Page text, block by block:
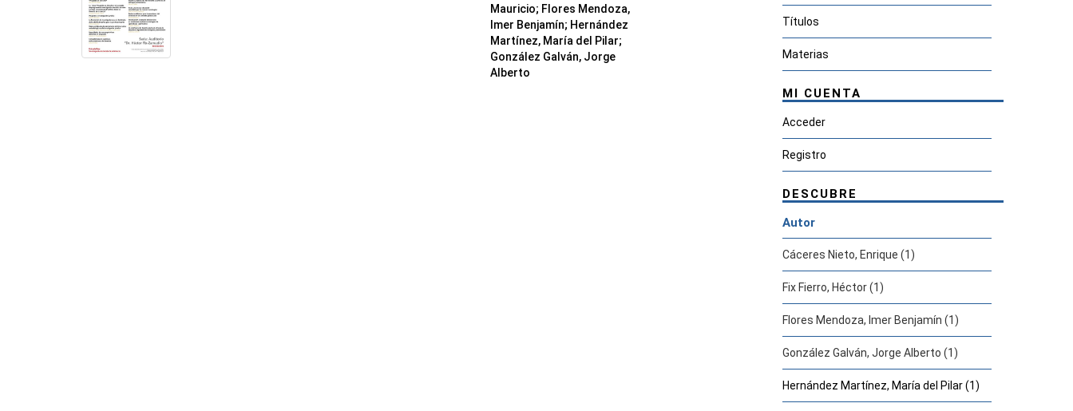
Mauricio; Flores Mendoza,
Imer Benjamín; Hernández
Martínez, María del Pilar;
González Galván, Jorge
Alberto
Títulos
Materias
MI CUENTA
Acceder
Registro
DESCUBRE
Autor
Cáceres Nieto, Enrique (1)
Fix Fierro, Héctor (1)
Flores Mendoza, Imer Benjamín (1)
González Galván, Jorge Alberto (1)
Hernández Martínez, María del Pilar (1)